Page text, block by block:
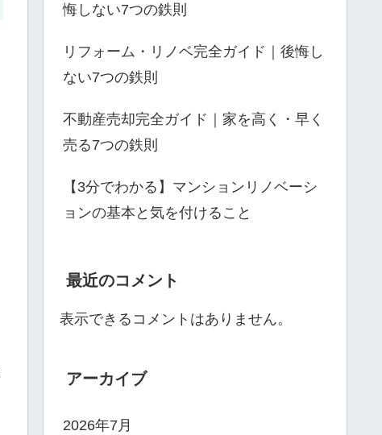
悔しない7つの鉄則
リフォーム・リノベ完全ガイド｜後悔し
ない7つの鉄則
不動産売却完全ガイド｜家を高く・早く
売る7つの鉄則
【3分でわかる】マンションリノベーシ
ョンの基本と気を付けること
最近のコメント
表示できるコメントはありません。
アーカイブ
2026年7月